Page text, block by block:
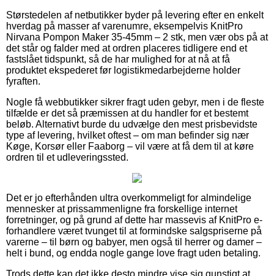
Størstedelen af netbutikker byder på levering efter en enkelt
hverdag på masser af varenumre, eksempelvis KnitPro
Nirvana Pompon Maker 35-45mm – 2 stk, men vær obs på at
det står og falder med at ordren placeres tidligere end et
fastslået tidspunkt, så de har mulighed for at nå at få
produktet ekspederet før logistikmedarbejderne holder
fyraften.
Nogle få webbutikker sikrer fragt uden gebyr, men i de fleste
tilfælde er det så præmissen at du handler for et bestemt
beløb. Alternativt burde du udvælge den mest prisbevidste
type af levering, hvilket oftest – om man befinder sig nær
Køge, Korsør eller Faaborg – vil være at få dem til at køre
ordren til et udleveringssted.
Det er jo efterhånden ultra overkommeligt for almindelige
mennesker at prissammenligne fra forskellige internet
forretninger, og på grund af dette har massevis af KnitPro e-
forhandlere været tvunget til at formindske salgspriserne på
varerne – til børn og babyer, men også til herrer og damer –
helt i bund, og endda nogle gange love fragt uden betaling.
Trods dette kan det ikke desto mindre vise sig gunstigt at